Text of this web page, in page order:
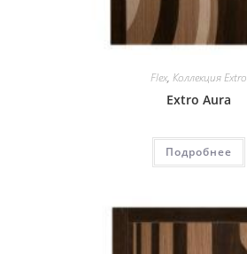
Flex, Коллекция Extro
Extro Aura
Подробнее